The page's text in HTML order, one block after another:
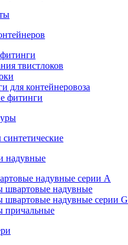
твистлоков
для контейнеровоза
фитинги
надувные
надувные серии А
швартовые надувные
швартовые надувные серии G
причальные